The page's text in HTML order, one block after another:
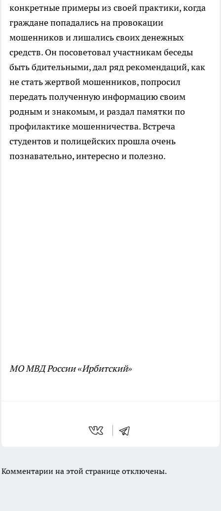
конкретные примеры из своей практики, когда
граждане попадались на провокации
мошенников и лишались своих денежных
средств. Он посоветовал участникам беседы
быть бдительными, дал ряд рекомендаций, как
не стать жертвой мошенников, попросил
передать полученную информацию своим
родным и знакомым, и раздал памятки по
профилактике мошенничества. Встреча
студентов и полицейских прошла очень
познавательно, интересно и полезно.
МО МВД России «Ирбитский»
Комментарии на этой странице отключены.